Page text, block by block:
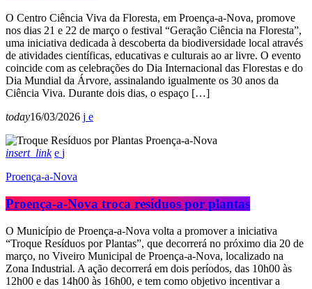
O Centro Ciência Viva da Floresta, em Proença-a-Nova, promove
nos dias 21 e 22 de março o festival “Geração Ciência na Floresta”,
uma iniciativa dedicada à descoberta da biodiversidade local através
de atividades científicas, educativas e culturais ao ar livre. O evento
coincide com as celebrações do Dia Internacional das Florestas e do
Dia Mundial da Árvore, assinalando igualmente os 30 anos da
Ciência Viva. Durante dois dias, o espaço […]
today16/03/2026
insert_link
Proença-a-Nova
Proença-a-Nova troca resíduos por plantas
O Município de Proença-a-Nova volta a promover a iniciativa
“Troque Resíduos por Plantas”, que decorrerá no próximo dia 20 de
março, no Viveiro Municipal de Proença-a-Nova, localizado na
Zona Industrial. A ação decorrerá em dois períodos, das 10h00 às
12h00 e das 14h00 às 16h00, e tem como objetivo incentivar a